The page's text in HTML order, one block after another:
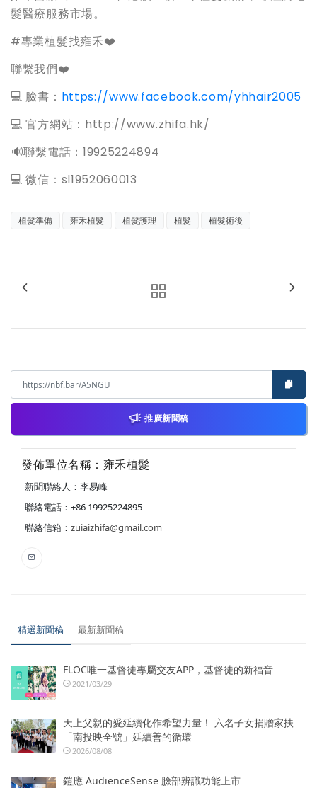
髮醫療服務市場。
#專業植髮找雍禾❤️
聯繫我們❤️
💻 臉書： https://www.facebook.com/yhhair2005
💻 官方網站：http://www.zhifa.hk/
️🔊聯繫電話：19925224894
💻 微信：sl1952060013
植髮準備 雍禾植髮 植髮護理 植髮 植髮術後
推廣新聞稿
發佈單位名稱：雍禾植髮
新聞聯絡人：李易峰
聯絡電話：+86 19925224895
聯絡信箱： zuiaizhifa@gmail.com
精選新聞稿 最新新聞稿
FLOC唯一基督徒專屬交友APP，基督徒的新福音
2021/03/29
天上父親的愛延續化作希望力量！ 六名子女捐贈家扶
「南投映全號」延續善的循環
2026/08/08
鎧應 AudienceSense 臉部辨識功能上市